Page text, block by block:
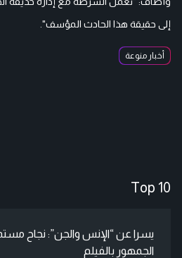
إلى حقيقة هذا الحادث المؤسف".
أخبار منوعة
Top 10
يسرا عن “الإنس والجن”: نجاح
الجمهور بالفيلم